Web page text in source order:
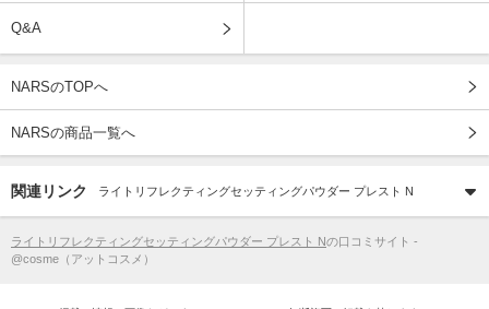
Q&A
NARSのTOPへ
NARSの商品一覧へ
関連リンク ライトリフレクティングセッティングパウダー プレスト N
ライトリフレクティングセッティングパウダー プレスト Nの口コミサイト -
@cosme（アットコスメ）